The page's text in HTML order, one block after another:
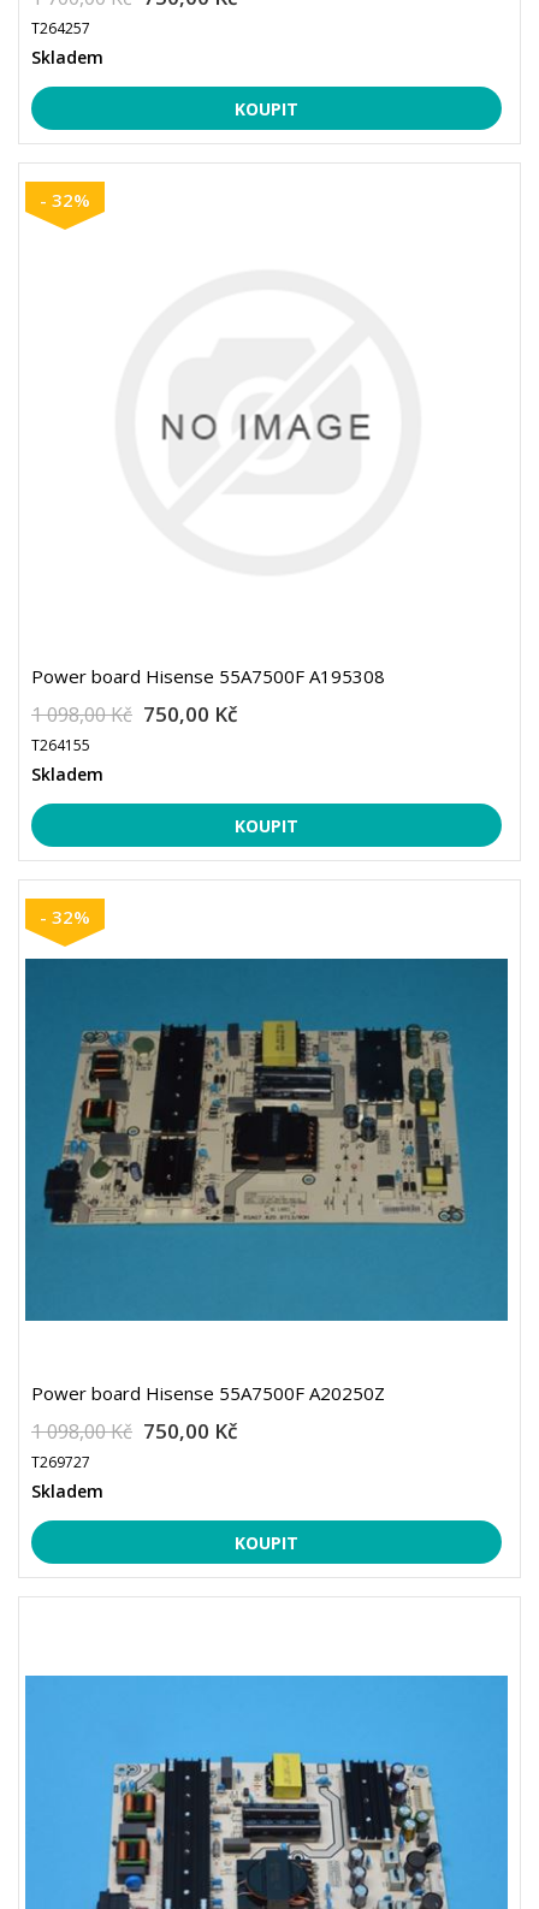
T264257
Skladem
- 32%
Power board Hisense 55A7500F A195308
1 098,00 Kč 750,00 Kč
T264155
Skladem
- 32%
Power board Hisense 55A7500F A20250Z
1 098,00 Kč 750,00 Kč
T269727
Skladem